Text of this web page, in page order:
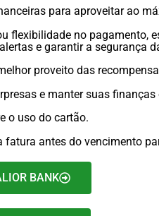
para aproveitar ao
flexibilidade no pagamento,
e garantir a segurança
proveito das
e manter suas
o uso do cartão.
antes do vencimento
BANK